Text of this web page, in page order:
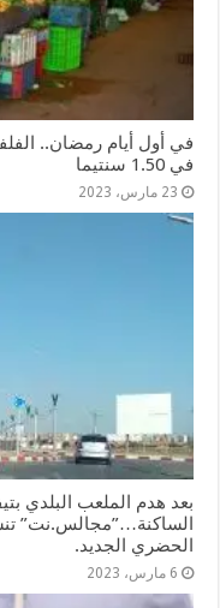
في 1.50 سنتيما
23 مارس، 2023
بعد هدم الملعب البلدي
الساكنة…”مجالس.نت”
الحضري الجديد.
6 مارس، 2023